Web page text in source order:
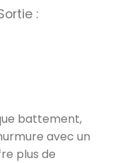
:
battement,
avec un
plus de